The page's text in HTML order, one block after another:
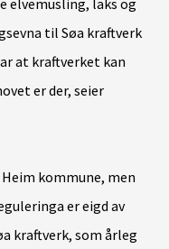
elvemusling, laks og
til Søa kraftverk
at kraftverket kan
er der, seier
kommune, men
er eigd av
kraftverk, som årleg